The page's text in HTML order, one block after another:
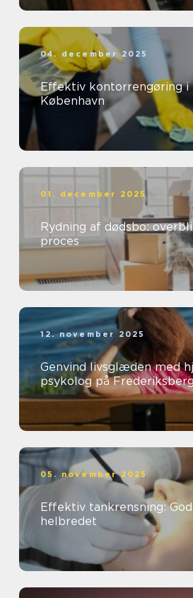
04. december 2025
Effektiv kontorrengøring i
København
01. december 2025
Rydning af dødsbo:
proces
12. november 2025
Genvind livsglæden med
psykolog på
05. november 2025
Effektiv tankrensning:
helbredet